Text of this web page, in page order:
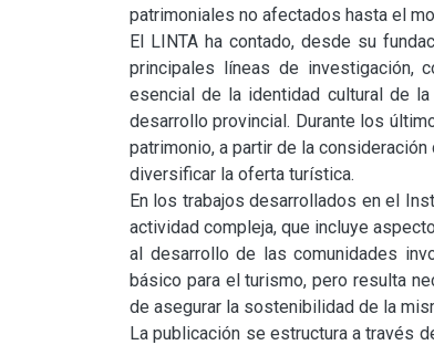
patrimoniales no afectados hasta el
El LINTA ha contado, desde su
principales líneas de investigación,
esencial de la identidad cultural de la
desarrollo provincial. Durante los
patrimonio, a partir de la
diversificar la oferta turística.
En los trabajos desarrollados en el
actividad compleja, que incluye
al desarrollo de las comunidades
básico para el turismo, pero resulta
de asegurar la sostenibilidad de la
La publicación se estructura a través